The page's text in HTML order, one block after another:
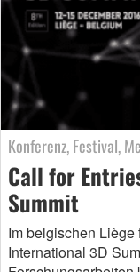
Konferenz, Festival,
Call for
Summit
Im belgischen
International 3D